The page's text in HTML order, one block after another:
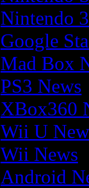
Nintendo
Google
Mad Box
PS3 News
XBox360
Wii U
Wii News
Android